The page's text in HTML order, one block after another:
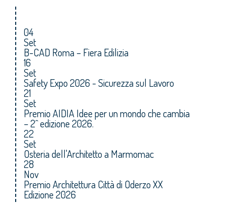
04
Set
B-CAD Roma – Fiera Edilizia
16
Set
Safety Expo 2026 - Sicurezza sul Lavoro
21
Set
Premio AIDIA Idee per un mondo che cambia
– 2^ edizione 2026.
22
Set
Osteria dell'Architetto a Marmomac
28
Nov
Premio Architettura Città di Oderzo XX
Edizione 2026